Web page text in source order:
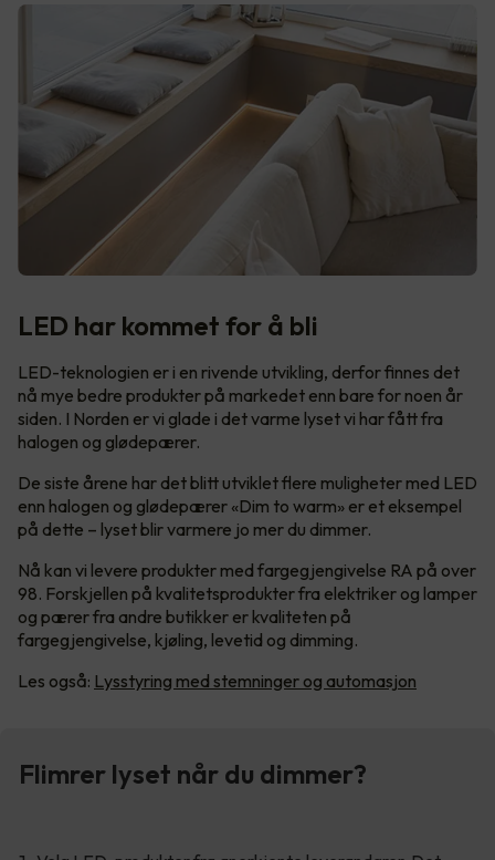
LED har kommet for å bli
LED-teknologien er i en rivende utvikling, derfor finnes det
nå mye bedre produkter på markedet enn bare for noen år
siden. I Norden er vi glade i det varme lyset vi har fått fra
halogen og glødepærer.
De siste årene har det blitt utviklet flere muligheter med LED
enn halogen og glødepærer «Dim to warm» er et eksempel
på dette – lyset blir varmere jo mer du dimmer.
Nå kan vi levere produkter med fargegjengivelse RA på over
98. Forskjellen på kvalitetsprodukter fra elektriker og lamper
og pærer fra andre butikker er kvaliteten på
fargegjengivelse, kjøling, levetid og dimming.
Les også: Lysstyring med stemninger og automasjon
Flimrer lyset når du dimmer?